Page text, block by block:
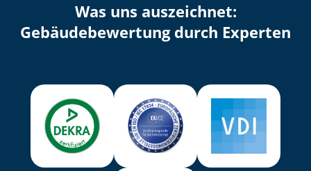
Was uns auszeichnet:
Ge­bäu­de­be­wer­tung durch Experten